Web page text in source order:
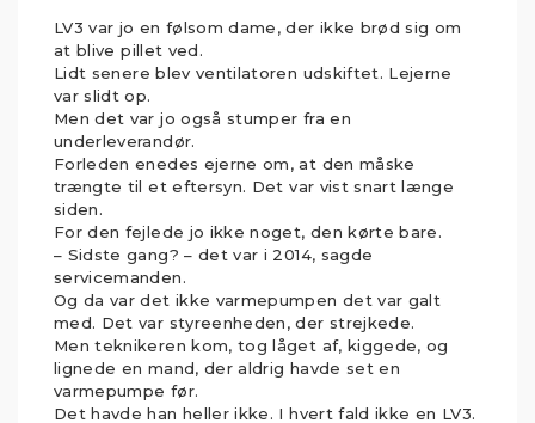
LV3 var jo en følsom dame, der ikke brød sig om
at blive pillet ved.
Lidt senere blev ventilatoren udskiftet. Lejerne
var slidt op.
Men det var jo også stumper fra en
underleverandør.
Forleden enedes ejerne om, at den måske
trængte til et eftersyn. Det var vist snart længe
siden.
For den fejlede jo ikke noget, den kørte bare.
– Sidste gang? – det var i 2014, sagde
servicemanden.
Og da var det ikke varmepumpen det var galt
med. Det var styreenheden, der strejkede.
Men teknikeren kom, tog låget af, kiggede, og
lignede en mand, der aldrig havde set en
varmepumpe før.
Det havde han heller ikke. I hvert fald ikke en LV3.